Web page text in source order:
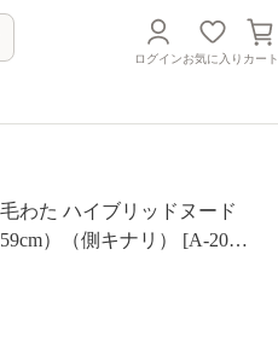
ログインお気に入り カート
わた ハイブリッドヌード
）（側キナリ） [A-2044